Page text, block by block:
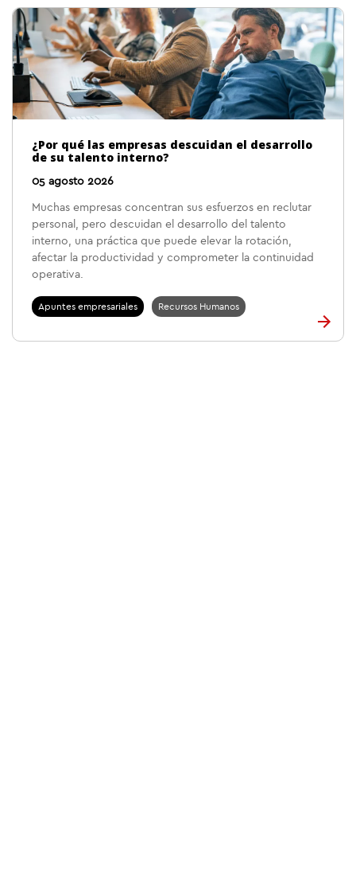
¿Por qué las empresas descuidan el desarrollo
de su talento interno?
05 agosto 2026
Muchas empresas concentran sus esfuerzos en reclutar
personal, pero descuidan el desarrollo del talento
interno, una práctica que puede elevar la rotación,
afectar la productividad y comprometer la continuidad
operativa.
Apuntes empresariales Recursos Humanos